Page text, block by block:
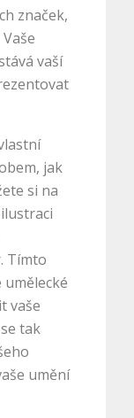
značek,
vaší
jak
si na
Tímto
vaše
tak
umění